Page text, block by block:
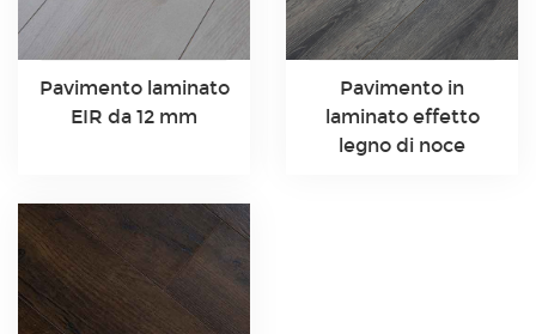
Pavimento laminato
EIR da 12 mm
Pavimento in
laminato effetto
legno di noce